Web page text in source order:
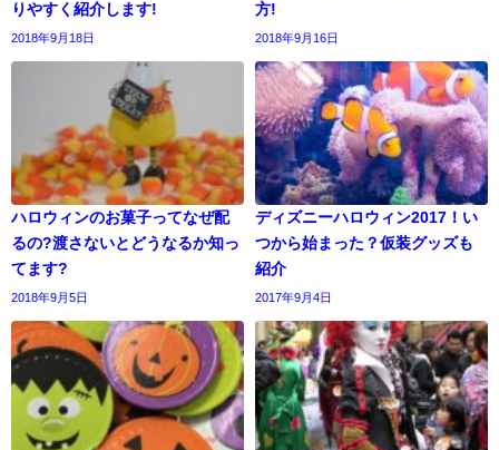
りやすく紹介します!
2018年9月18日
方!
2018年9月16日
ハロウィンのお菓子ってなぜ配
るの?渡さないとどうなるか知っ
てます?
2018年9月5日
ディズニーハロウィン2017！い
つから始まった？仮装グッズも
紹介
2017年9月4日